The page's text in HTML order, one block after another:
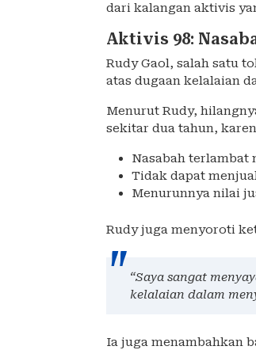
dari kalangan aktivis
Aktivis 98:
Rudy Gaol, salah satu
atas dugaan kelalaian
Menurut Rudy,
sekitar dua tahun,
Nasabah terlambat
Tidak dapat
Menurunnya nilai
Rudy juga menyoroti
“Saya sangat
kelalaian dalam
Ia juga menambahkan